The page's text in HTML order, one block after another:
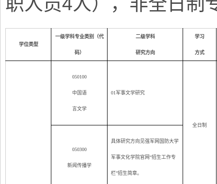
学位类型
一级学科专业类别（代
码）
二级学科
研究方向
学习
方式
050100
中国语
言文学
01军事文学研究
全日制
050300
新闻传播学
具体研究方向见强军网国防大学
军事文化学院官网“招生工作专
栏”招生简章。